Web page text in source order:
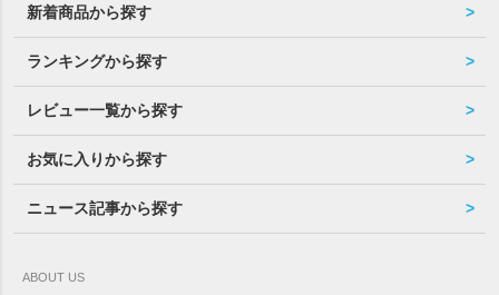
新着商品から探す
ランキングから探す
レビュー一覧から探す
お気に入りから探す
ニュース記事から探す
ABOUT US